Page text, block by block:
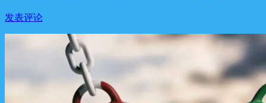
发表评论